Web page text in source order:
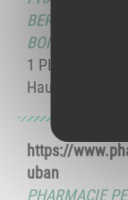
BERNARDAUD
BONNAURE-
1 PL
Haute -
https://
uban
PHARMACIE